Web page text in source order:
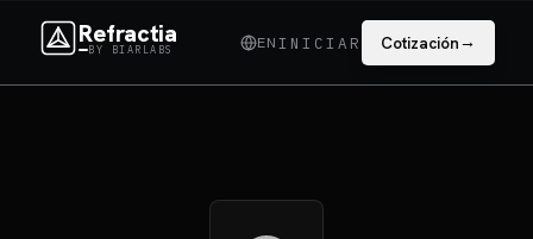
Refractia
BY BIARLABS ENINICIAR Cotización→